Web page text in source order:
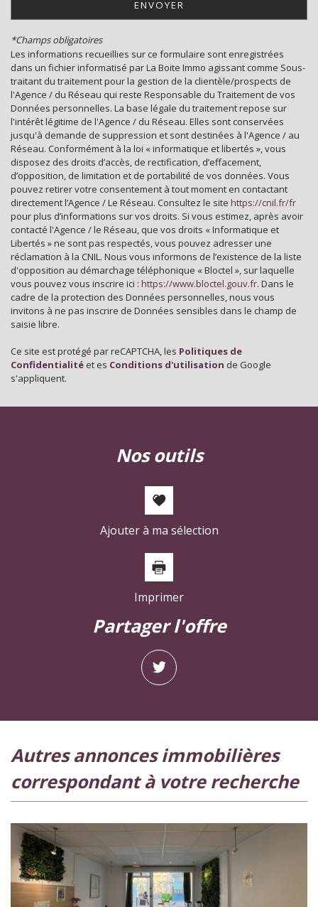
Bibliothèque
Gare ferroviaire
Bureau de poste
Mairie
statistiques
Nombre d'habitants
35 798
Propriétaires (vs. locataires)
39,30 %
Taxe habitation
11,99 %
Taxe foncière
24,09 %
Habitants de moins de 25 ans
28,31 %
Habitants de 25 à 55 ans
35,08 %
Habitants de plus de 55 ans
36,62 %
Familles sans enfant
52,07 %
Familles avec 1 ou 2 enfants
Maisons
22,25 %
Familles avec 3 enfants
ENVOYER
*Champs obligatoires
Les informations recueillies sur ce formulaire sont enregistrées
dans un fichier informatisé par La Boite Immo agissant comme Sous-
traitant du traitement pour la gestion de la clientèle/prospects de
l'Agence / du Réseau qui reste Responsable du Traitement de vos
Données personnelles. La base légale du traitement repose sur
l'intérêt légitime de l'Agence / du Réseau. Elles sont conservées
jusqu'à demande de suppression et sont destinées à l'Agence / au
Réseau. Conformément à la loi « informatique et libertés », vous
disposez des droits d’accès, de rectification, d’effacement,
d’opposition, de limitation et de portabilité de vos données. Vous
pouvez retirer votre consentement à tout moment en contactant
directement l’Agence / Le Réseau. Consultez le site https://cnil.fr/fr
pour plus d’informations sur vos droits. Si vous estimez, après avoir
contacté l'Agence / le Réseau, que vos droits « Informatique et
Libertés » ne sont pas respectés, vous pouvez adresser une
réclamation à la CNIL. Nous vous informons de l’existence de la liste
d'opposition au démarchage téléphonique « Bloctel », sur laquelle
vous pouvez vous inscrire ici : https://www.bloctel.gouv.fr. Dans le
cadre de la protection des Données personnelles, nous vous
invitons à ne pas inscrire de Données sensibles dans le champ de
saisie libre.
Ce site est protégé par reCAPTCHA, les Politiques de
Confidentialité et es Conditions d'utilisation de Google
s'appliquent.
nos outils
Ajouter à ma sélection
Imprimer
partager l'offre
autres annonces immobilières
correspondant à votre recherche